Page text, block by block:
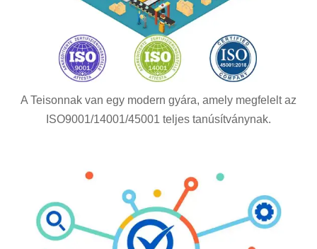
A Teisonnak van egy modern gyára, amely megfelelt az
ISO9001/14001/45001 teljes tanúsítványnak.